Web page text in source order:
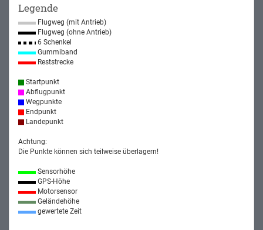
Legende
Flugweg (mit Antrieb)
Flugweg (ohne Antrieb)
6 Schenkel
Gummiband
Reststrecke
Startpunkt
Abflugpunkt
Wegpunkte
Endpunkt
Landepunkt
Achtung:
Die Punkte können sich teilweise überlagern!
Sensorhöhe
GPS-Höhe
Motorsensor
Geländehöhe
gewertete Zeit